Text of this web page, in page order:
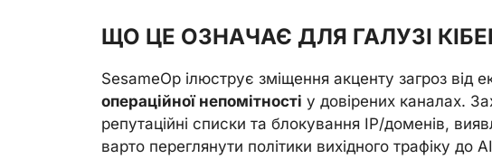
ЩО ЦЕ ОЗНАЧАЄ ДЛЯ ГАЛУЗІ
SesameOp ілюструє зміщення акценту загроз від
операційної непомітності у довірених каналах.
репутаційні списки та блокування IP/доменів,
варто переглянути політики вихідного трафіку до